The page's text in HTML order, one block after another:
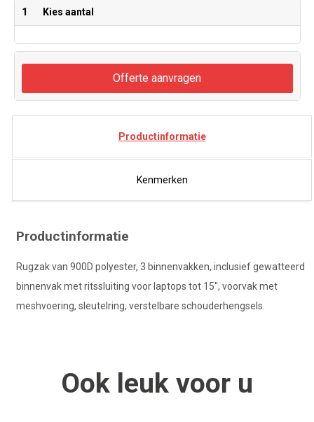
1 Kies aantal
Offerte aanvragen
Productinformatie
Kenmerken
Productinformatie
Rugzak van 900D polyester, 3 binnenvakken, inclusief gewatteerd
binnenvak met ritssluiting voor laptops tot 15", voorvak met
meshvoering, sleutelring, verstelbare schouderhengsels.
Ook leuk voor u